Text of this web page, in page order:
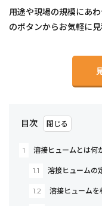
用途や現場の規模にあ
のボタンからお気軽に
目次
1 溶接ヒュームとは何
1.1 溶接ヒュームの
1.2 溶接ヒュームを